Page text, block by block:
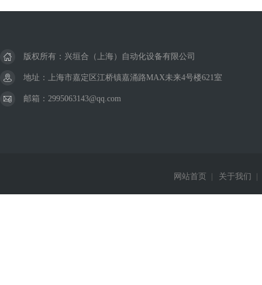
版权所有：兴垣合（上海）自动化设备有限公司
地址：上海市嘉定区江桥镇嘉涌路MAX未来4号楼621室
邮箱：2995063143@qq.com
网站首页 关于我们